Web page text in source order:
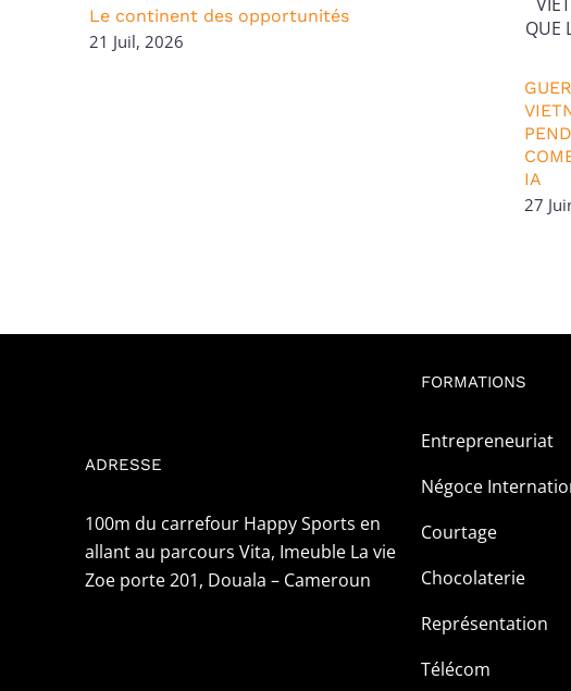
Le continent des opportunités
21 Juil, 2026
IA
27
ADRESSE
100m du carrefour Happy Sports en
allant au parcours Vita, Imeuble La vie
Zoe porte 201, Douala – Cameroun
FORMATIONS
Entrepreneuriat
Négoce
Courtage
Chocolaterie
Représentation
Télécom